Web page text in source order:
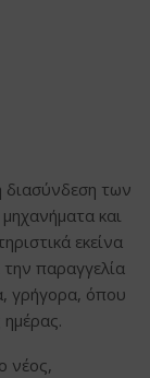
διασύνδεση των
και
εκείνα
παραγγελία
γρήγορα, όπου
ημέρας.
νέος,